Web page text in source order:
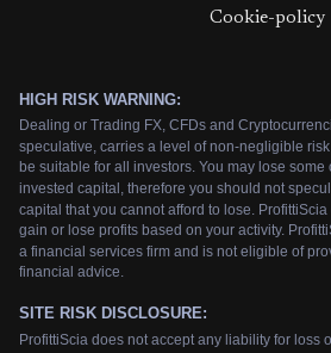
Cookie-policy